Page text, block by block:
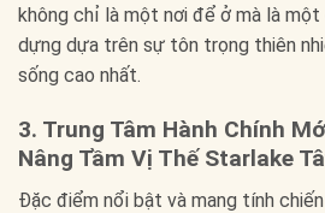
không chỉ là một nơi để ở mà là
dựng dựa trên sự tôn trọng thiên
sống cao nhất.
3. Trung Tâm Hành Chính
Nâng Tầm Vị Thế Starlake
Đặc điểm nổi bật và mang tính